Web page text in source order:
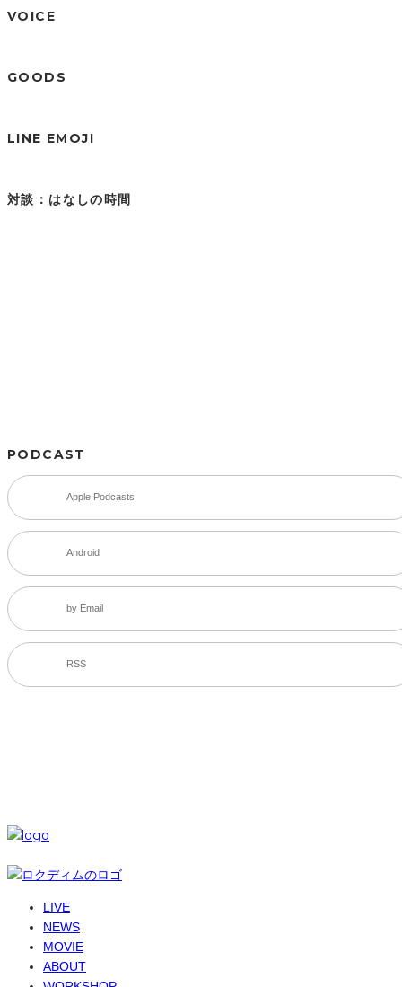
VOICE
GOODS
LINE EMOJI
対談：はなしの時間
PODCAST
Apple Podcasts
Android
by Email
RSS
LIVE
NEWS
MOVIE
ABOUT